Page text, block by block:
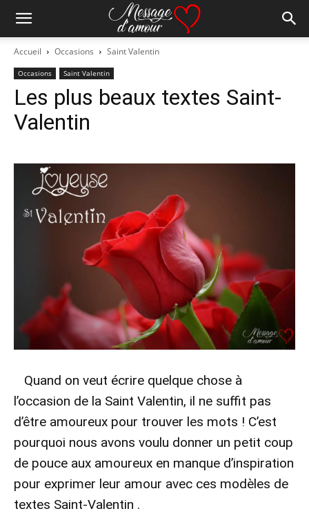
Accueil Occasions Saint Valentin
Occasions Saint Valentin
Les plus beaux textes Saint-
Valentin
Quand on veut écrire quelque chose à
l’occasion de la Saint Valentin, il ne suffit pas
d’être amoureux pour trouver les mots ! C’est
pourquoi nous avons voulu donner un petit coup
de pouce aux amoureux en manque d’inspiration
pour exprimer leur amour avec ces modèles de
textes Saint-Valentin .